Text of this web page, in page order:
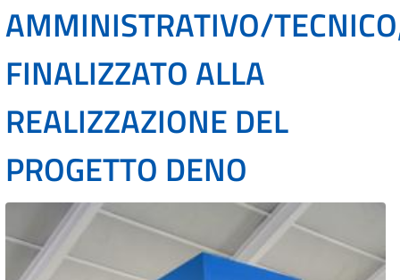
AMMINISTRATIVO/
FINALIZZATO ALLA
REALIZZAZIONE DEL
PROGETTO DENO